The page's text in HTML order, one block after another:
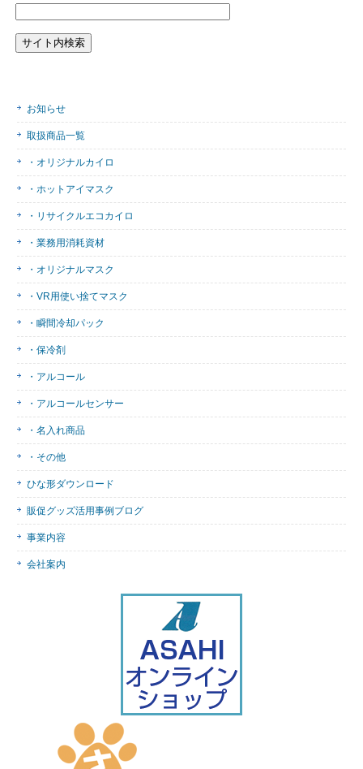
お知らせ
取扱商品一覧
・オリジナルカイロ
・ホットアイマスク
・リサイクルエコカイロ
・業務用消耗資材
・オリジナルマスク
・VR用使い捨てマスク
・瞬間冷却パック
・保冷剤
・アルコール
・アルコールセンサー
・名入れ商品
・その他
ひな形ダウンロード
販促グッズ活用事例ブログ
事業内容
会社案内